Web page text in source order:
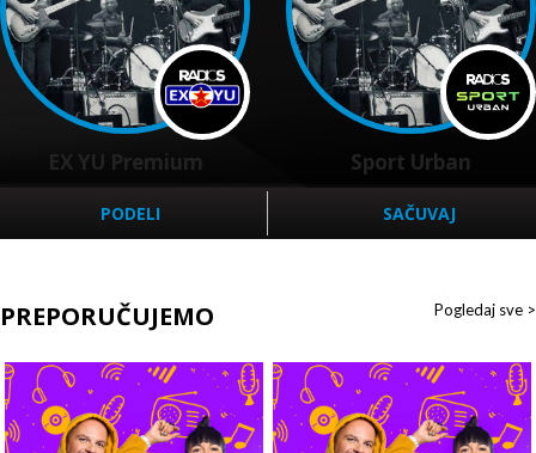
EX YU Premium Sport Urban
PODELI SAČUVAJ
PREPORUČUJEMO Pogledaj sve >